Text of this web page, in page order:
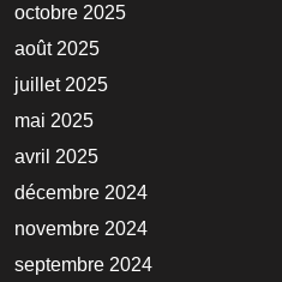
octobre 2025
août 2025
juillet 2025
mai 2025
avril 2025
décembre 2024
novembre 2024
septembre 2024